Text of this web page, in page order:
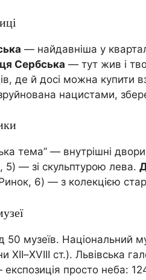
— найдавніша у
Сербська — тут жив і
де й досі можна купити
нацистами,
тема” — внутрішні
5) — зі скульптурою лева.
6) — з колекцією
50 музеїв. Національний
XII–XVIII ст.). Львівська
просто неба: 124